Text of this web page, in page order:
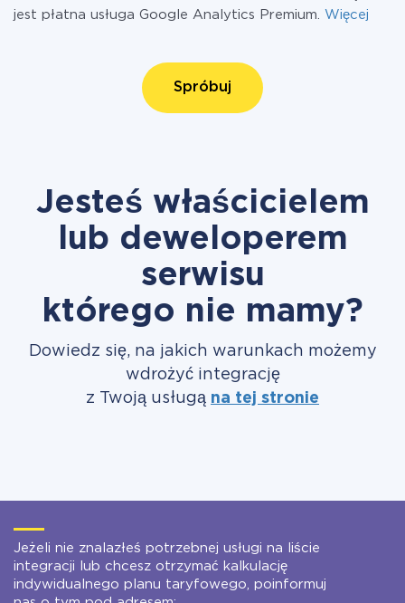
jest płatna usługa Google Analytics Premium. Więcej
Spróbuj
Jesteś właścicielem
lub deweloperem
serwisu
którego nie mamy?
Dowiedz się, na jakich warunkach możemy
wdrożyć integrację
z Twoją usługą na tej stronie
Jeżeli nie znalazłeś potrzebnej usługi na liście
integracji lub chcesz otrzymać kalkulację
indywidualnego planu taryfowego, poinformuj